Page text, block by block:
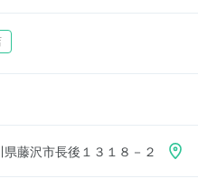
藤沢市長後１３１８－２